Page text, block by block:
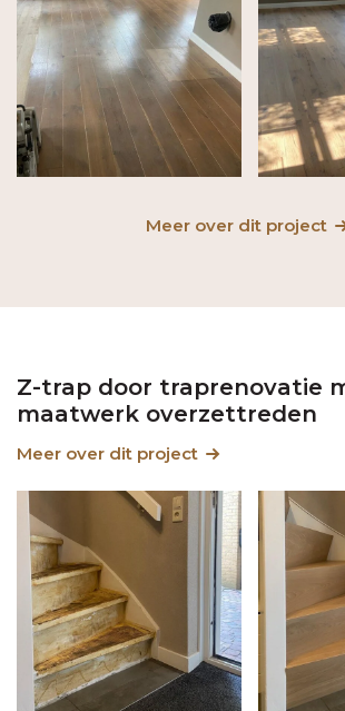
Meer over dit project
Z-trap door traprenovatie
maatwerk overzettreden
Meer over dit project